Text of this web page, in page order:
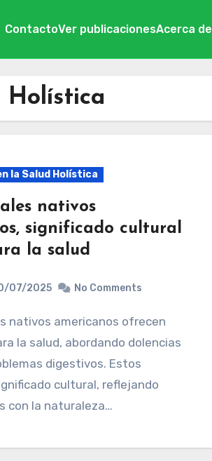
ContactoVer publicacionesAcerca de
Holística
la Salud Holística
nativos
significado cultural
la salud
07/2025 No Comments
la salud, abordando dolencias
digestivos. Estos
cultural, reflejando
con la naturaleza…